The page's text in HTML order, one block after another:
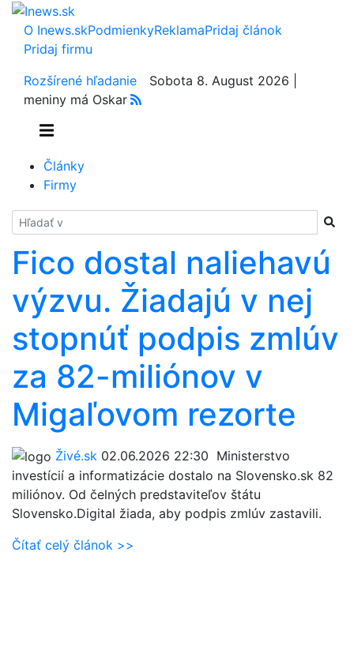
O Inews.skPodmienkyReklamaPridaj článok
Pridaj firmu
Rozšírené hľadanie
Sobota 8. August 2026 |
meniny má Oskar
Články
Firmy
Hladať
Fico dostal naliehavú
výzvu. Žiadajú v nej
stopnúť podpis zmlúv
za 82-miliónov v
Migaľovom rezorte
Živé.sk 02.06.2026 22:30 Ministerstvo
investícií a informatizácie dostalo na Slovensko.sk 82
miliónov. Od čelných predstaviteľov štátu
Slovensko.Digital žiada, aby podpis zmlúv zastavili.
Čítať celý článok >>